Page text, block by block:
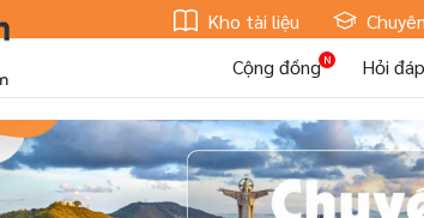
Kho tài liệu
Cộng đồng
Hỏi đáp